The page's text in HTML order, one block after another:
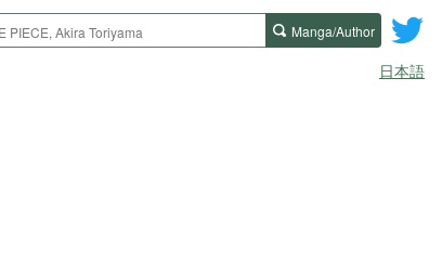
Manga/Author
日本語